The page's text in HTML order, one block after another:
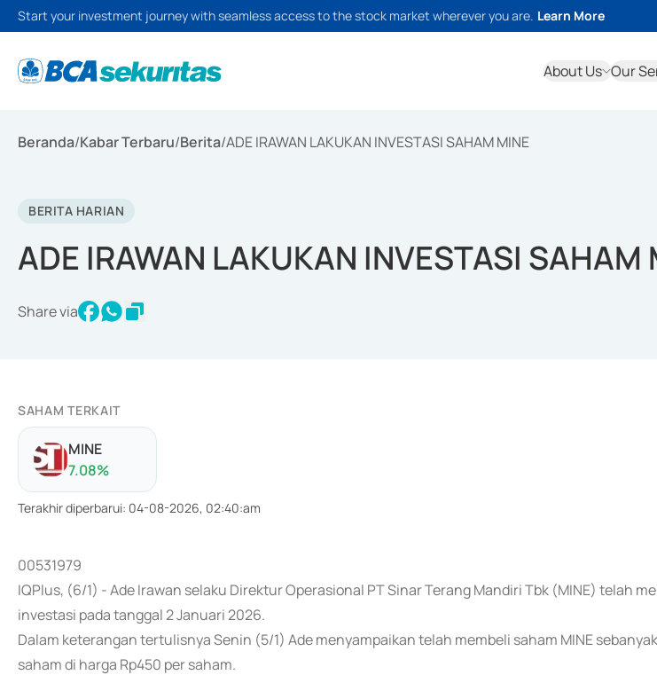
Start your investment journey with seamless access to the stock market wherever you are. Learn More
About Us Our
Beranda/Kabar Terbaru/Berita/ADE IRAWAN LAKUKAN INVESTASI SAHAM MINE
BERITA HARIAN
ADE IRAWAN LAKUKAN INVESTASI SAHAM
Share via
SAHAM TERKAIT
MINE
7.08%
Terakhir diperbarui: 04-08-2026, 02:40:am
00531979
IQPlus, (6/1) - Ade Irawan selaku Direktur Operasional PT Sinar Terang Mandiri Tbk (MINE) telah
investasi pada tanggal 2 Januari 2026.
Dalam keterangan tertulisnya Senin (5/1) Ade menyampaikan telah membeli saham MINE
saham di harga Rp450 per saham.